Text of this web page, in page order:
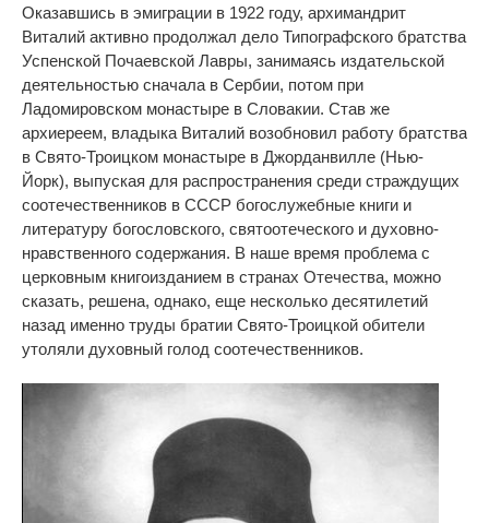
Оказавшись в эмиграции в 1922 году, архимандрит
Виталий активно продолжал дело Типографского братства
Успенской Почаевской Лавры, занимаясь издательской
деятельностью сначала в Сербии, потом при
Ладомировском монастыре в Словакии. Став же
архиереем, владыка Виталий возобновил работу братства
в Свято-Троицком монастыре в Джорданвилле (Нью-
Йорк), выпуская для распространения среди страждущих
соотечественников в СССР богослужебные книги и
литературу богословского, святоотеческого и духовно-
нравственного содержания. В наше время проблема с
церковным книгоизданием в странах Отечества, можно
сказать, решена, однако, еще несколько десятилетий
назад именно труды братии Свято-Троицкой обители
утоляли духовный голод соотечественников.